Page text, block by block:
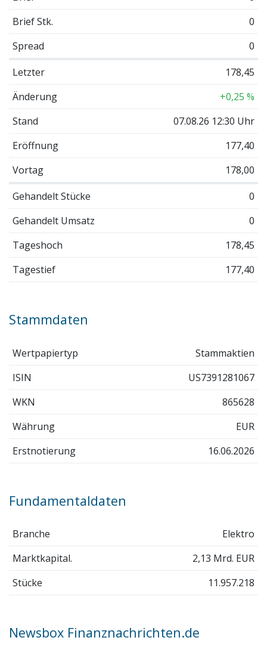
Brief Stk.
0
Spread
0
Letzter
178,45
Änderung
+0,25 %
Stand
07.08.26 12:30 Uhr
Eröffnung
177,40
Vortag
178,00
Gehandelt Stücke
0
Gehandelt Umsatz
0
Tageshoch
178,45
Tagestief
177,40
Stammdaten
Wertpapiertyp
Stammaktien
ISIN
US7391281067
WKN
865628
Währung
EUR
Erstnotierung
16.06.2026
Fundamentaldaten
Branche
Elektro
Marktkapital.
2,13 Mrd. EUR
Stücke
11.957.218
Newsbox Finanznachrichten.de